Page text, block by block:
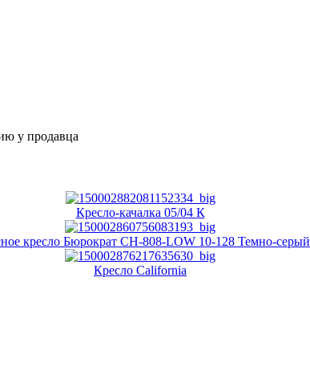
у продавца
Кресло-качалка 05/04 К
кресло Бюрократ CH-808-LOW 10-128 Темно-серый
Кресло California